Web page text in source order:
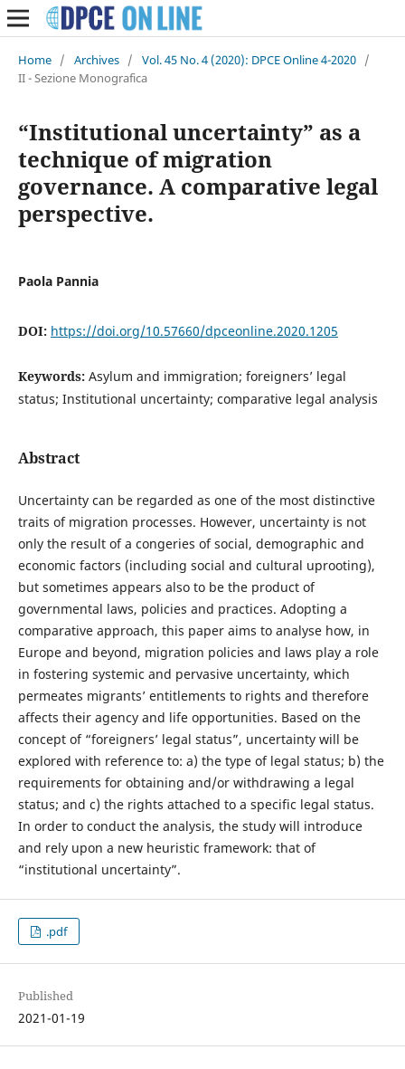
Home / Archives / Vol. 45 No. 4 (2020): DPCE Online 4-2020 /
II - Sezione Monografica
“Institutional uncertainty” as a
technique of migration
governance. A comparative legal
perspective.
Paola Pannia
DOI: https://doi.org/10.57660/dpceonline.2020.1205
Keywords: Asylum and immigration; foreigners’ legal
status; Institutional uncertainty; comparative legal analysis
Abstract
Uncertainty can be regarded as one of the most distinctive
traits of migration processes. However, uncertainty is not
only the result of a congeries of social, demographic and
economic factors (including social and cultural uprooting),
but sometimes appears also to be the product of
governmental laws, policies and practices. Adopting a
comparative approach, this paper aims to analyse how, in
Europe and beyond, migration policies and laws play a role
in fostering systemic and pervasive uncertainty, which
permeates migrants’ entitlements to rights and therefore
affects their agency and life opportunities. Based on the
concept of “foreigners’ legal status”, uncertainty will be
explored with reference to: a) the type of legal status; b) the
requirements for obtaining and/or withdrawing a legal
status; and c) the rights attached to a specific legal status.
In order to conduct the analysis, the study will introduce
and rely upon a new heuristic framework: that of
“institutional uncertainty”.
.pdf
Published
2021-01-19